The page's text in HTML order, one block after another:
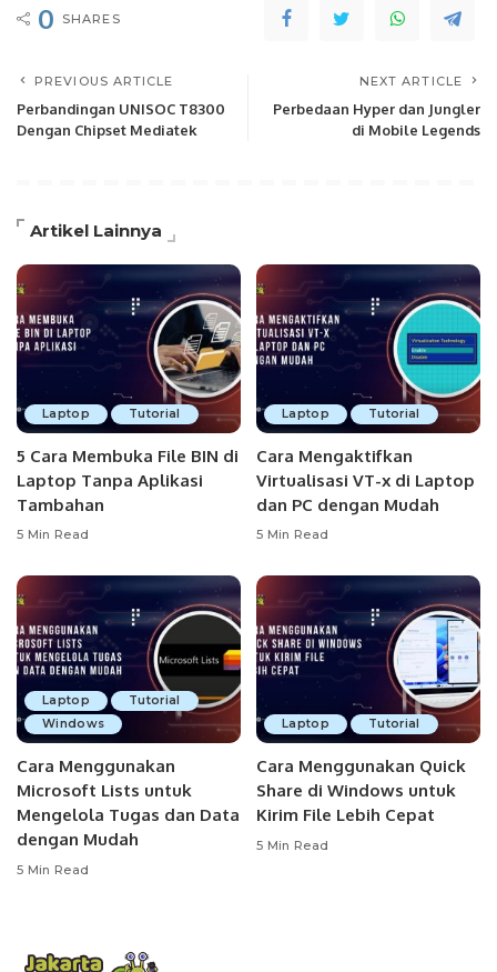
0 SHARES
PREVIOUS ARTICLE
Perbandingan UNISOC T8300
Dengan Chipset Mediatek
NEXT ARTICLE
Perbedaan Hyper dan Jungler
di Mobile Legends
Artikel Lainnya
Laptop Tutorial
5 Cara Membuka File BIN di
Laptop Tanpa Aplikasi
Tambahan
5 Min Read
Laptop Tutorial
Cara Mengaktifkan
Virtualisasi VT-x di Laptop
dan PC dengan Mudah
5 Min Read
Laptop
Tutorial
Windows
Cara Menggunakan
Microsoft Lists untuk
Mengelola Tugas dan Data
dengan Mudah
5 Min Read
Laptop Tutorial
Cara Menggunakan Quick
Share di Windows untuk
Kirim File Lebih Cepat
5 Min Read